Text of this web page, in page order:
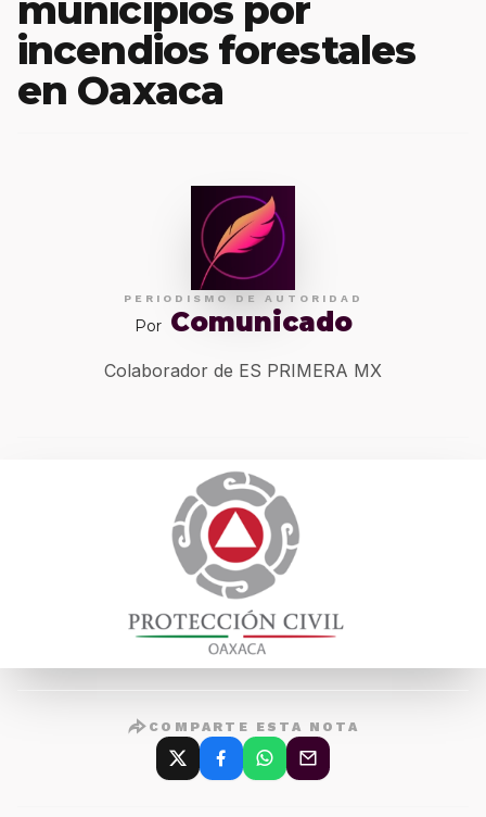
municipios por
incendios forestales
en Oaxaca
PERIODISMO DE AUTORIDAD
Por Comunicado
Colaborador de ES PRIMERA MX
COMPARTE ESTA NOTA